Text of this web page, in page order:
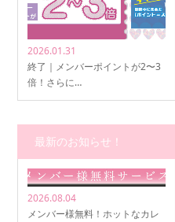
2026.01.31
終了｜メンバーポイントが2〜3
倍！さらに…
最新のお知らせ！
2026.08.04
メンバー様無料！ホットなカレ